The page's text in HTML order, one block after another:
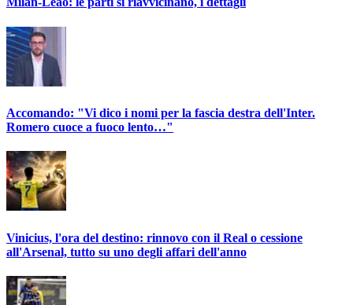
Accomando: "Vi dico i nomi per la fascia destra dell'Inter.
Romero cuoce a fuoco lento…"
Vinicius, l'ora del destino: rinnovo con il Real o cessione
all'Arsenal, tutto su uno degli affari dell'anno